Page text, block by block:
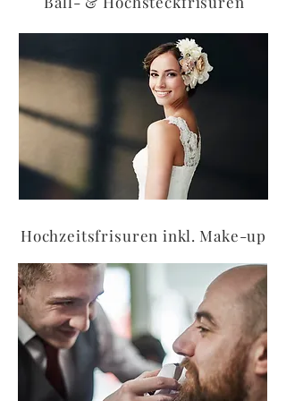
Hochzeitsfrisuren inkl. Make-up